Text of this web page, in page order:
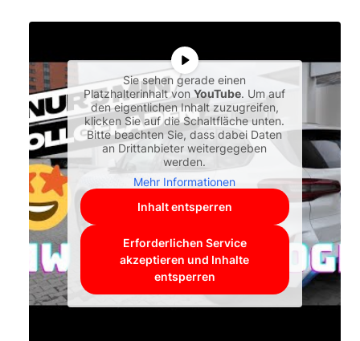
Sie sehen gerade einen
Platzhalterinhalt vonYouTube. Um auf
den eigentlichen Inhalt zuzugreifen,
klicken Sie auf die Schaltfläche unten.
Bitte beachten Sie, dass dabei Daten
an Drittanbieter weitergegeben
werden.
Mehr Informationen
Inhalt entsperren
Erforderlichen Service
akzeptieren und Inhalte
entsperren